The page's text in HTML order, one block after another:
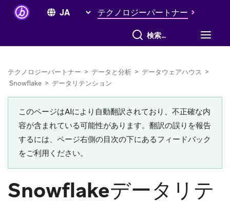
テクノロジーパートナー
すべて検索
テクノロジーパートナー > データと分析 > データウェアハウス >
Snowflake > データリテンション
このページはAIにより自動翻訳されており、不正確な内
容が含まれている可能性があります。翻訳の誤りを報告
するには、ページ右側の目次の下にあるフィードバック
をご利用ください。
Snowflakeデータリテ